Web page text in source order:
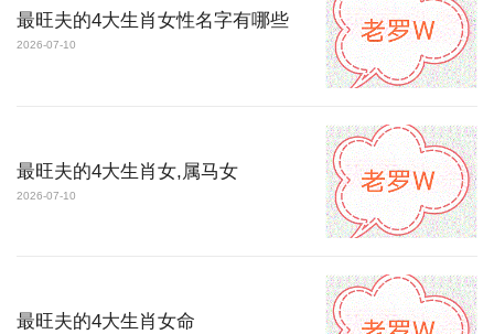
最旺夫的4大生肖女性名字有哪些
2026-07-10
最旺夫的4大生肖女,属马女
2026-07-10
最旺夫的4大生肖女命